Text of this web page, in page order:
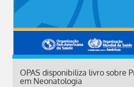
OPAS disponibiliza livro sobre
em Neonatologia